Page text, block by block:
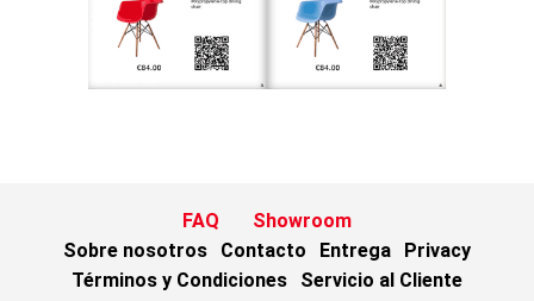
FAQ
Showroom
Sobre nosotros
Contacto Entrega
Privacy
Términos y Condiciones
Servicio al Cliente